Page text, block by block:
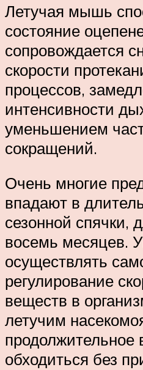
Летучая мышь
состояние
сопровождается
скорости
процессов,
интенсивности
уменьшением
сокращений.
Очень многие
впадают в
сезонной спячки,
восемь месяцев.
осуществлять
регулирование
веществ в
летучим
продолжительное
обходиться без